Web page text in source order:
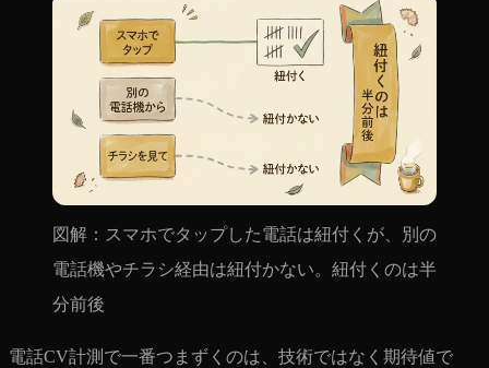
図解：スマホでタップした電話は紐付くが、別の
電話機やチラシ経由は紐付かない。紐付くのは半
分前後
電話CV計測で一番つまずくのは、技術ではなく期待値で